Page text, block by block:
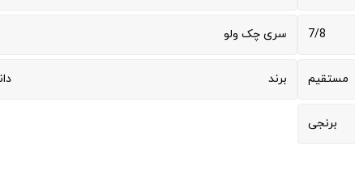
7/8
مستقیم
برنجی
سری چک ولو
برند